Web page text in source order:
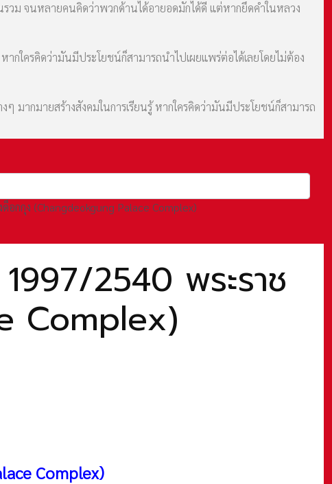
วม จนหลายคนคิดว่าพวกด้านได้อายอดมักได้ดี แต่หากยึดคำในหลวง
กใครคิดว่ามันมีประโยชน์ก็สามารถนำไปเผยแพร่ต่อได้เลยโดยไม่ต้อง
มากมายสร้างสังคมในการเรียนรู้ หากใครคิดว่ามันมีประโยชน์ก็สามารถ
อกกุง (Changdeokgung Palace Complex)
2540 พระราช
Complex)
Complex)